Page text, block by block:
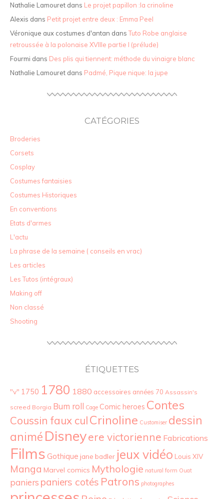
Nathalie Lamouret dans Le projet papillon :la crinoline
Alexis dans Petit projet entre deux : Emma Peel
Véronique aux costumes d'antan dansTuto Robe anglaise
retroussée à la polonaise XVIIIe partie I (prélude)
Fourmi dans Des plis qui tiennent: méthode du vinaigre blanc
Nathalie Lamouret dans Padmé, Pique nique: la jupe
CATÉGORIES
Broderies
Corsets
Cosplay
Costumes fantaisies
Costumes Historiques
En conventions
Etats d'armes
L'actu
La phrase de la semaine ( conseils en vrac)
Les articles
Les Tutos (intégraux)
Making off
Non classé
Shooting
ÉTIQUETTES
"v" 1750 1780 1880 accessoires années 70 Assassin's
screed Borgia Bum roll Cage Comic heroes Contes
Coussin faux culCrinoline Customiser dessin
animé Disneyere victorienne Fabrications
Films Gothique jane badler jeux vidéo Louis XIV
Manga Marvel comics Mythologie natural form Ouat
paniers paniers cotés Patrons photographes